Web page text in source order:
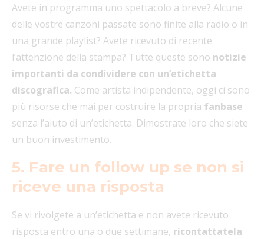
Avete in programma uno spettacolo a breve? Alcune
delle vostre canzoni passate sono finite alla radio o in
una grande playlist? Avete ricevuto di recente
l’attenzione della stampa? Tutte queste sono notizie
importanti da condividere con un’etichetta
discografica. Come artista indipendente, oggi ci sono
più risorse che mai per costruire la propria fanbase
senza l’aiuto di un’etichetta. Dimostrate loro che siete
un buon investimento.
5. Fare un follow up se non si
riceve una risposta
Se vi rivolgete a un’etichetta e non avete ricevuto
risposta entro una o due settimane, ricontattatela